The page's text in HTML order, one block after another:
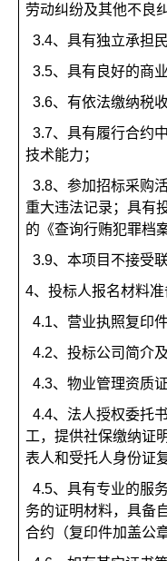
劳动纠纷及其他不良
3.4、具有独立承担
3.5、具有良好的商
3.6、有依法缴纳税
3.7、具有履行合约
技术能力；
3.8、参加招标采购
重大违法记录；具有
的《查询行贿犯罪档
3.9、本项目不接受
4、 投标人报名材料准
4.1、营业执照复印
4.2、投标公司简介
4.3、物业管理资质
4.4、法人授权委托
工，提供社保缴纳证
表人和受托人身份证
4.5、具有专业的服
务的证明材料，具备
合约（复印件加盖公章